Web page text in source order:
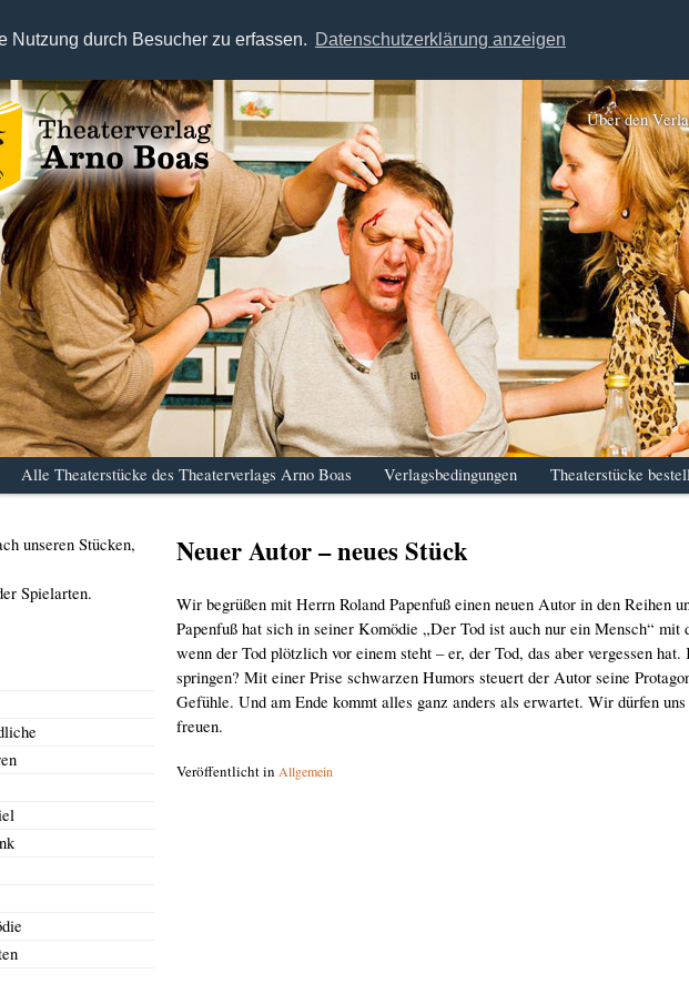
Nutzung durch Besucher zu erfassen. Datenschutzerklärung anzeigen
Über den
Alle Theaterstücke des Theaterverlags Arno Boas Verlagsbedingungen Theaterstücke
unseren Stücken,
Spielarten.
Neuer Autor – neues Stück
Wir begrüßen mit Herrn Roland Papenfuß einen neuen Autor in den Reihen
Papenfuß hat sich in seiner Komödie „Der Tod ist auch nur ein Mensch“ mit
wenn der Tod plötzlich vor einem steht – er, der Tod, das aber vergessen
springen? Mit einer Prise schwarzen Humors steuert der Autor seine
Gefühle. Und am Ende kommt alles ganz anders als erwartet. Wir dürfen
freuen.
Veröffentlicht in Allgemein